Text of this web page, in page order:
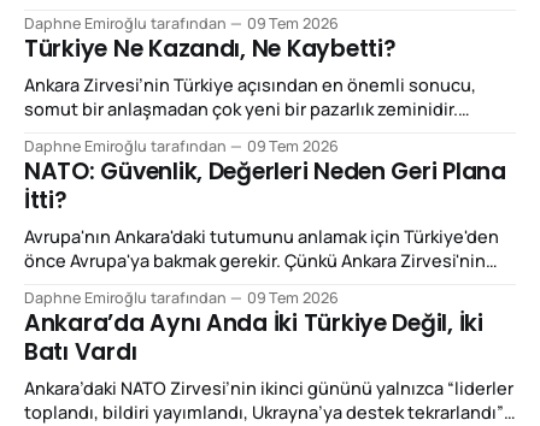
Çünkü Trump'ın yaptığı şey NATO'yu dağıtmaktan çok,
NATO'nun çalışma mantığını yeniden fiyatlandırmak.
Beğenilsin ya da beğenilmesin, bu
Daphne Emiroğlu tarafından 09 Tem 2026
Türkiye Ne Kazandı, Ne Kaybetti?
Ankara Zirvesi’nin Türkiye açısından en önemli sonucu,
somut bir anlaşmadan çok yeni bir pazarlık zeminidir.
kenarında duran ya da yalnızca coğrafi konumuyla önem
kazanan ülke görüntüsünden uzaklaşmaya çalıştı.
Ankara’nın vermek istediği mesaj daha netti: Eğer Avrupa
gerçekten daha fazla savunma
Daphne Emiroğlu tarafından 09 Tem 2026
NATO: Güvenlik, Değerleri Neden Geri Plana
İtti?
Avrupa'nın Ankara'daki tutumunu anlamak için Türkiye'den
önce Avrupa'ya bakmak gerekir. Çünkü Ankara Zirvesi'nin
değişiminden çok Avrupa'nın değişimini anlatıyordu. Yirmi
yıl önce böyle bir zirve düzenlenseydi, Avrupa'nın ilk
gündemi büyük
Daphne Emiroğlu tarafından 09 Tem 2026
Ankara’da Aynı Anda İki Türkiye Değil, İki
Batı Vardı
Ankara’daki NATO Zirvesi’nin ikinci gününü yalnızca “liderler
toplandı, bildiri yayımlandı, Ukrayna’ya destek tekrarlandı”